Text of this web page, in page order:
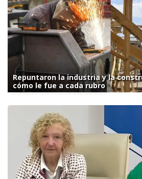
Repuntaron la industria y la
cómo le fue a cada rubro